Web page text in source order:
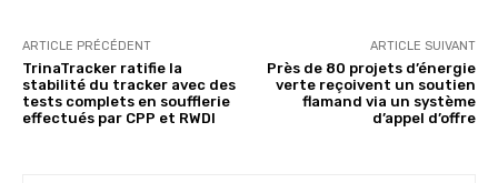
ARTICLE PRÉCÉDENT
TrinaTracker ratifie la
stabilité du tracker avec des
tests complets en soufflerie
effectués par CPP et RWDI
ARTICLE SUIVANT
Près de 80 projets d’énergie
verte reçoivent un soutien
flamand via un système
d’appel d’offre